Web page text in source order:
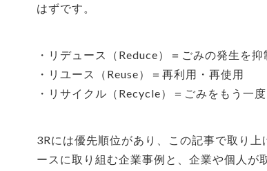
はずです。
・リデュース（Reduce）＝ごみの発生を抑
・リユース（Reuse）＝再利用・再使用
・リサイクル（Recycle）＝ごみをもう一
3Rには優先順位があり、この記事で取り上
ースに取り組む企業事例と、企業や個人が